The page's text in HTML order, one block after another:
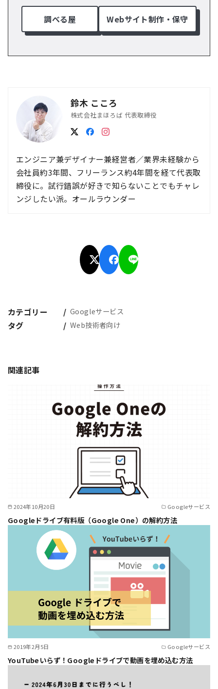
調べる屋 Webサイト制作・保守
鈴木 こころ
株式会社まほろば 代表取締役
エンジニア兼デザイナー兼経営者／業界未経験から
会社員約3年間、フリーランス約4年間を経て代表取
締役に。試行錯誤が好きで知らないことでもチャレ
ンジしたい派。オールラウンダー
カテゴリー Googleサービス
タグ Web技術者向け
関連記事
2024年10月20日 Googleサービス
Googleドライブ有料版（Google One）の解約方法
2019年2月5日 Googleサービス
YouTubeいらず！Googleドライブで動画を埋め込む方法